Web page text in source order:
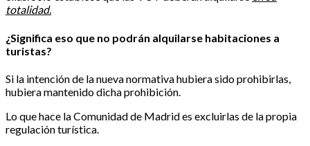
totalidad.
¿Significa eso que no podrán alquilarse habitaciones a
turistas?
Si la intención de la nueva normativa hubiera sido prohibirlas,
hubiera mantenido dicha prohibición.
Lo que hace la Comunidad de Madrid es excluirlas de la propia
regulación turística.